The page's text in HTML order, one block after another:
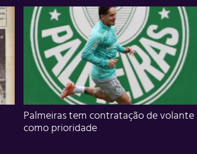
Palmeiras tem contratação de volante
como prioridade